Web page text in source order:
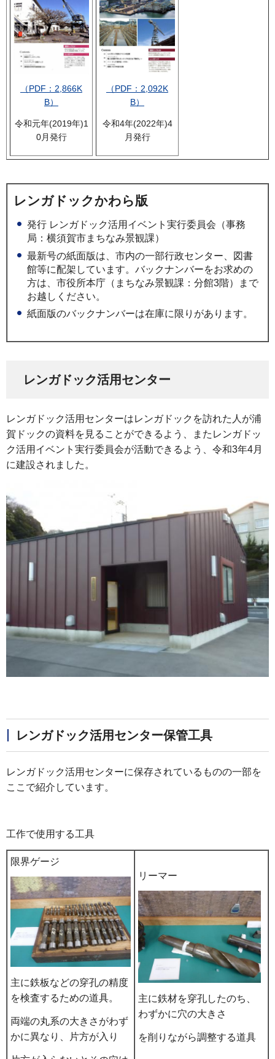
（PDF：2,866K
B）
令和元年(2019年)1
0月発行
（PDF：2,092K
B）
令和4年(2022年)4
月発行
レンガドックかわら版
発行 レンガドック活用イベント実行委員会（事務
局：横須賀市まちなみ景観課）
最新号の紙面版は、市内の一部行政センター、図書
館等に配架しています。バックナンバーをお求めの
方は、市役所本庁（まちなみ景観課：分館3階）まで
お越しください。
紙面版のバックナンバーは在庫に限りがあります。
レンガドック活用センター
レンガドック活用センターはレンガドックを訪れた人が浦
賀ドックの資料を見ることができるよう、またレンガドッ
ク活用イベント実行委員会が活動できるよう、令和3年4月
に建設されました。
レンガドック活用センター保管工具
レンガドック活用センターに保存されているものの一部を
ここで紹介しています。
工作で使用する工具
限界ゲージ
主に鉄板などの穿孔の精度
を検査するための道具。
両端の丸系の大きさがわず
かに異なり、片方が入り
リーマー
主に鉄材を穿孔したのち、
わずかに穴の大きさ
を削りながら調整する道具